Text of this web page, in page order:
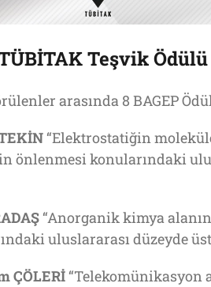
Teşvik Ödülü
arasında 8 BAGEP
“Elektrostatiğin
önlenmesi konularındaki
“Anorganik kimya
uluslararası düzeyde
ÇÖLERİ “Telekomünikasyon